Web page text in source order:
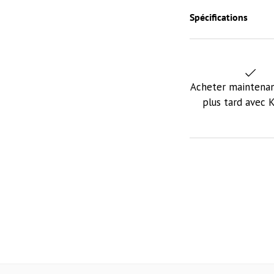
Spécifications
Acheter
plus tard avec